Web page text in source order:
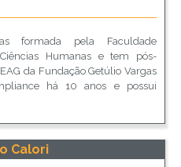
formada pela Faculdade
Humanas e tem pós-
da Fundação Getúlio Vargas
há 10 anos e possui
de riscos legais e regulatórios,
bancos e gestora de recursos,
é responsável pelo programa
negócios “Vida e Previdência
Calori